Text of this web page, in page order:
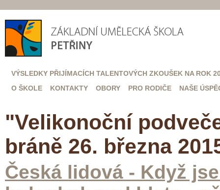
VÝSLEDKY PŘIJÍMACÍCH TALENTOVÝCH ZKOUŠEK NA ROK
O ŠKOLE
KONTAKTY OBORY PRO RODIČE NAŠE
"Velikonoční
bráně 26. března
Česká lidová - Když